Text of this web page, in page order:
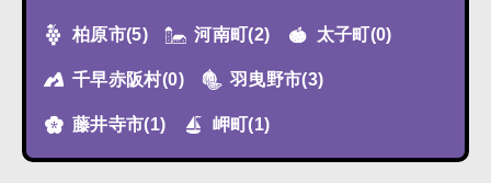
柏原市(5) 河南町(2) 太子町(0)
千早赤阪村(0) 羽曳野市(3)
藤井寺市(1) 岬町(1)